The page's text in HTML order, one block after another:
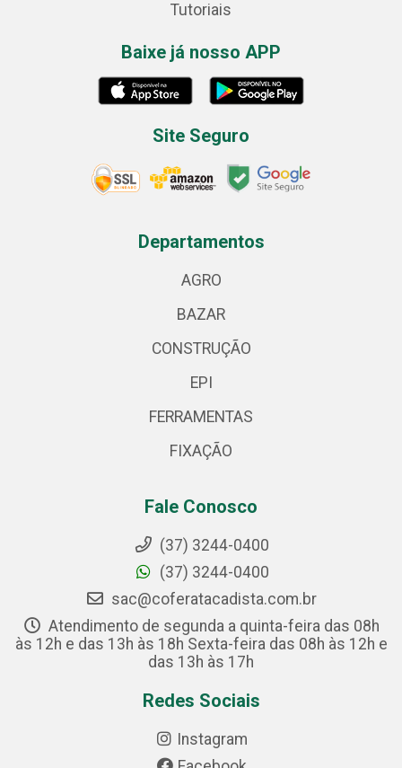
Tutoriais
Baixe já nosso APP
Site Seguro
Departamentos
AGRO
BAZAR
CONSTRUÇÃO
EPI
FERRAMENTAS
FIXAÇÃO
Fale Conosco
(37) 3244-0400
(37) 3244-0400
sac@coferatacadista.com.br
Atendimento de segunda a quinta-feira das 08h
às 12h e das 13h às 18h Sexta-feira das 08h às 12h e
das 13h às 17h
Redes Sociais
Instagram